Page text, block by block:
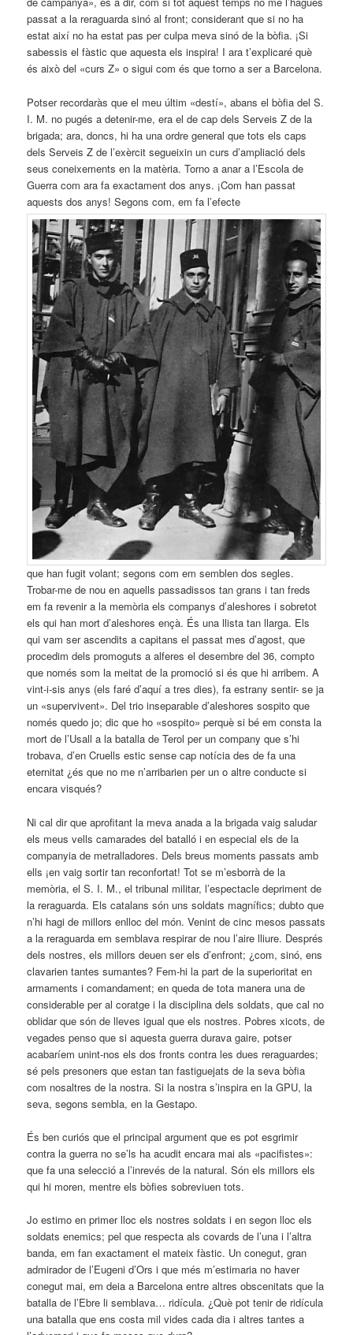
passat a la reraguarda sinó al front; considerant que si no ha
estat així no ha estat pas per culpa meva sinó de la bòfia. ¡Si
sabessis el fàstic que aquesta els inspira! I ara t’explicaré què
és això del «curs Z» o sigui com és que torno a ser a Barcelona.
Potser recordaràs que el meu últim «destí», abans el bòfia del S.
I. M. no pugés a detenir-me, era el de cap dels Serveis Z de la
brigada; ara, doncs, hi ha una ordre general que tots els caps
dels Serveis Z de l’exèrcit segueixin un curs d’ampliació dels
seus coneixements en la matèria. Torno a anar a l’Escola de
Guerra com ara fa exactament dos anys. ¡Com han passat
aquests dos anys! Segons com, em fa l’efecte
que han fugit volant; segons com em semblen dos segles.
Trobar-me de nou en aquells passadissos tan grans i tan freds
em fa revenir a la memòria els companys d’aleshores i sobretot
els qui han mort d’aleshores ençà. És una llista tan llarga. Els
qui vam ser ascendits a capitans el passat mes d’agost, que
procedim dels promoguts a alferes el desembre del 36, compto
que només som la meitat de la promoció si és que hi arribem. A
vint-i-sis anys (els faré d’aquí a tres dies), fa estrany sentir- se ja
un «supervivent». Del trio inseparable d’aleshores sospito que
només quedo jo; dic que ho «sospito» perquè si bé em consta la
mort de l’Usall a la batalla de Terol per un company que s’hi
trobava, d’en Cruells estic sense cap notícia des de fa una
eternitat ¿és que no me n’arribarien per un o altre conducte si
encara visqués?
Ni cal dir que aprofitant la meva anada a la brigada vaig saludar
els meus vells camarades del batalló i en especial els de la
companyia de metralladores. Dels breus moments passats amb
ells ¡en vaig sortir tan reconfortat! Tot se m’esborrà de la
memòria, el S. I. M., el tribunal militar, l’espectacle depriment de
la reraguarda. Els catalans són uns soldats magnífics; dubto que
n’hi hagi de millors enlloc del món. Venint de cinc mesos passats
a la reraguarda em semblava respirar de nou l’aire lliure. Després
dels nostres, els millors deuen ser els d’enfront; ¿com, sinó, ens
clavarien tantes sumantes? Fem-hi la part de la superioritat en
armaments i comandament; en queda de tota manera una de
considerable per al coratge i la disciplina dels soldats, que cal no
oblidar que són de lleves igual que els nostres. Pobres xicots, de
vegades penso que si aquesta guerra durava gaire, potser
acabaríem unint-nos els dos fronts contra les dues reraguardes;
sé pels presoners que estan tan fastiguejats de la seva bòfia
com nosaltres de la nostra. Si la nostra s’inspira en la GPU, la
seva, segons sembla, en la Gestapo.
És ben curiós que el principal argument que es pot esgrimir
contra la guerra no se’ls ha acudit encara mai als «pacifistes»:
que fa una selecció a l’inrevés de la natural. Són els millors els
qui hi moren, mentre els bòfies sobreviuen tots.
Jo estimo en primer lloc els nostres soldats i en segon lloc els
soldats enemics; pel que respecta als covards de l’una i l’altra
banda, em fan exactament el mateix fàstic. Un conegut, gran
admirador de l’Eugeni d’Ors i que més m’estimaria no haver
conegut mai, em deia a Barcelona entre altres obscenitats que la
batalla de l’Ebre li semblava… ridícula. ¿Què pot tenir de ridícula
una batalla que ens costa mil vides cada dia i altres tantes a